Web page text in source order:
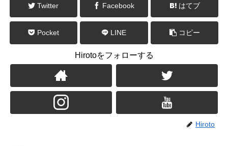
Twitter Facebook はてブ
Pocket LINE コピー
Hirotoをフォローする
Hiroto